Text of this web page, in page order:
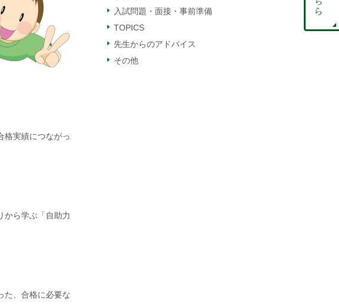
格実績につながっ
から学ぶ「自助力
た、合格に必要な
入試問題・面接・事前準備
TOPICS
先生からのアドバイス
その他